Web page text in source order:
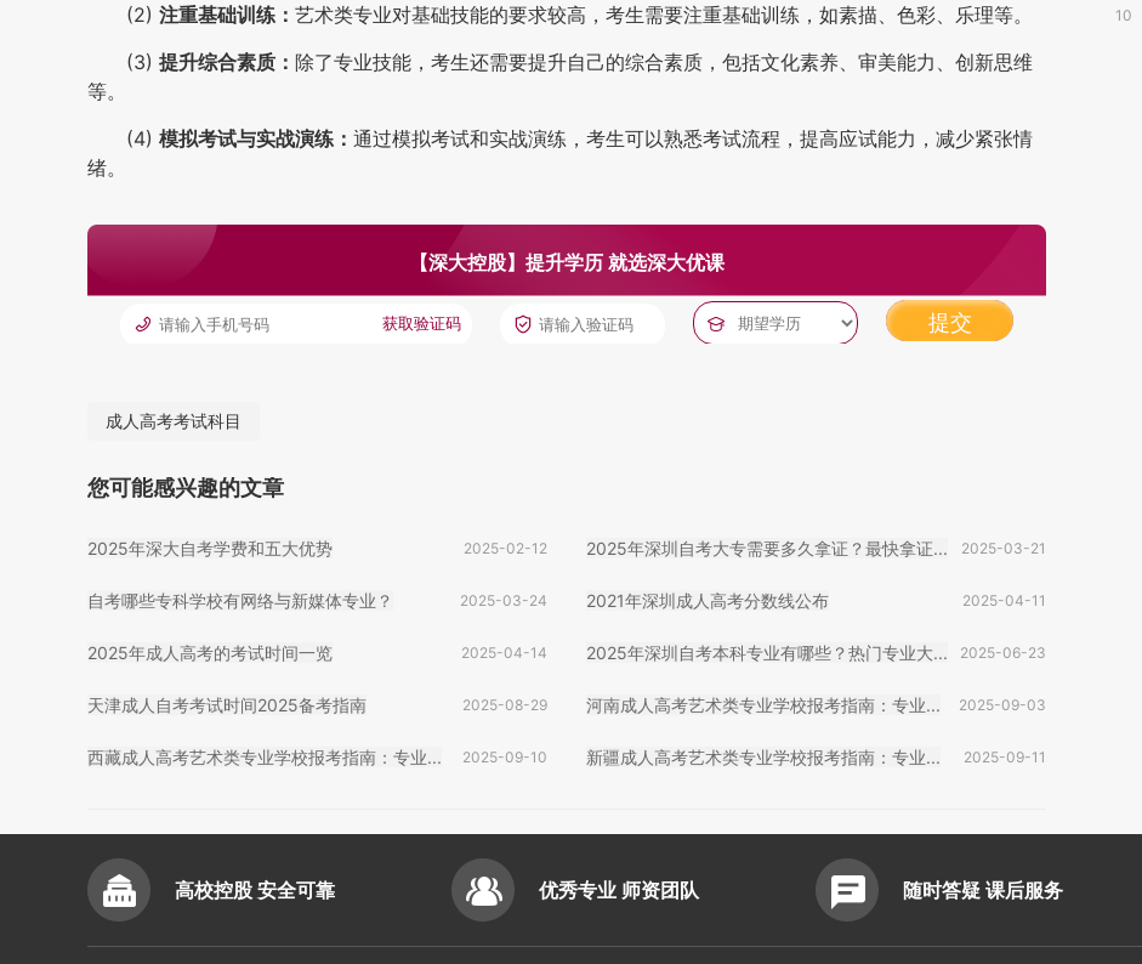
(2) 注重基础训练： 艺术类专业对基础技能的要求较高，考生需要注重基础训练，如素描、色彩、乐理等。
(3) 提升综合素质： 除了专业技能，考生还需要提升自己的综合素质，包括文化素养、审美能力、创新思维
等。
(4) 模拟考试与实战演练： 通过模拟考试和实战演练，考生可以熟悉考试流程，提高应试能力，减少紧张情
绪。
【深大控股】提升学历 就选深大优课
获取验证码 提交
成人高考考试科目
您可能感兴趣的文章
2025年深大自考学费和五大优势 2025-02-12 2025年深圳自考大专需要多久拿证？最快拿证... 2025-03-21
自考哪些专科学校有网络与新媒体专业？ 2025-03-24 2021年深圳成人高考分数线公布 2025-04-11
2025年成人高考的考试时间一览 2025-04-14 2025年深圳自考本科专业有哪些？热门专业大... 2025-06-23
天津成人自考考试时间2025备考指南 2025-08-29 河南成人高考艺术类专业学校报考指南：专业... 2025-09-03
西藏成人高考艺术类专业学校报考指南：专业... 2025-09-10 新疆成人高考艺术类专业学校报考指南：专业... 2025-09-11
10
高校控股 安全可靠 优秀专业 师资团队 随时答疑 课后服务